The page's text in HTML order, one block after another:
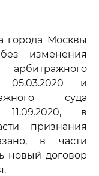
города Москвы
изменения
05.03.2020 и
суда
в
признания
в части
новый договор